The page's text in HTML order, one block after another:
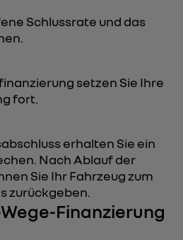
Schlussrate und das
setzen Sie Ihre
fort.
erhalten Sie ein
Nach Ablauf der
Sie Ihr Fahrzeug zum
zurückgeben.
Finanzierung